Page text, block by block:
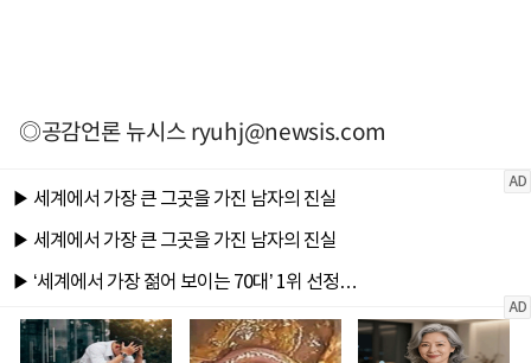
◎공감언론 뉴시스ryuhj@newsis.com